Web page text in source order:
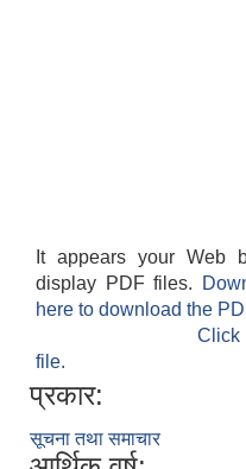
It appears your Web
display PDF files.
here to download the
file.
प्रकार:
सूचना तथा समाचार